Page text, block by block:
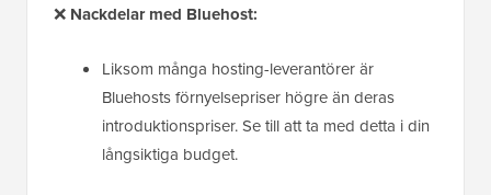
❌ Nackdelar med Bluehost:
Liksom många hosting-leverantörer är
Bluehosts förnyelsepriser högre än deras
introduktionspriser. Se till att ta med detta i din
långsiktiga budget.